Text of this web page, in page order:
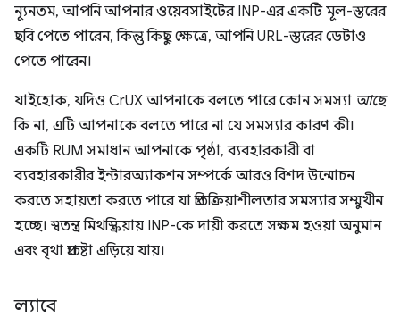
ন্যূনতম, আপনি আপনার ওয়েবসাইটের INP-এর একটি মূল-স্তরের
ছবি পেতে পারেন, কিন্তু কিছু ক্ষেত্রে, আপনি URL-স্তরের ডেটাও
পেতে পারেন।
যাইহোক, যদিও CrUX আপনাকে বলতে পারে কোন সমস্যা আছে
কি না, এটি আপনাকে বলতে পারে না যে সমস্যার কারণ কী।
একটি RUM সমাধান আপনাকে পৃষ্ঠা, ব্যবহারকারী বা
ব্যবহারকারীর ইন্টারঅ্যাকশন সম্পর্কে আরও বিশদ উন্মোচন
করতে সহায়তা করতে পারে যা প্রতিক্রিয়াশীলতার সমস্যার সম্মুখীন
হচ্ছে। স্বতন্ত্র মিথস্ক্রিয়ায় INP-কে দায়ী করতে সক্ষম হওয়া অনুমান
এবং বৃথা প্রচেষ্টা এড়িয়ে যায়।
ল্যাবে